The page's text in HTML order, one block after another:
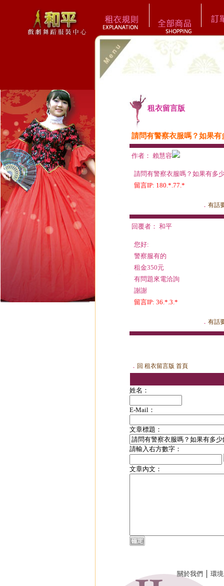
租衣留言版
請問有警察衣服嗎？如果有
作者： 賴慧容
請問有警察衣服嗎？如果有多
留言IP: 180.*.77.*
． 有話
回覆者： 和平
您好:
警察服有的
租金350元
有問題來電洽詢
謝謝
留言IP: 36.*.3.*
． 有話
． 回 租衣留言版 首頁
姓名：
E-Mail：
文章標題：
請輸入右方數字：
文章內文：
關於我們 環